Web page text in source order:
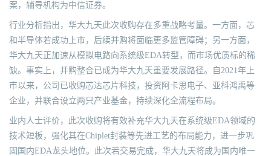
案，辅导机构为中信证券。
行业分析指出，华大九天此次收购存在多重战略考量。一方面，芯
和半导体若成功上市，后续并购将面临更多监管障碍；另一方面，
华大九天正加速从模拟电路向系统级EDA转型，而市场优质标的稀
缺。事实上，并购整合已成为华大九天重要发展路径。自2021年上
市以来，公司已收购芯达芯片科技，投资阿卡思电子、亚科鸿禹等
企业，并联合设立两只产业基金，持续深化全流程布局。
业内人士评价，此次收购将有效补充华大九天在系统级EDA领域的
技术短板，强化其在Chiplet封装等先进工艺的布局能力，进一步巩
固国内EDA龙头地位。此次若交易完成，华大九天将成为国内唯一